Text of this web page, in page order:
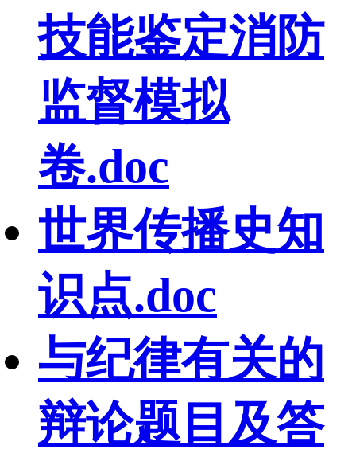
技能鉴定消防
监督模拟
卷.doc
世界传播史知
识点.doc
与纪律有关的
辩论题目及答